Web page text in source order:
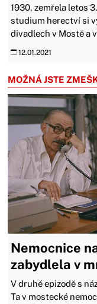
1930, zemřela letos
studium herectví si
divadlech v Mostě a
12.01.2021
MOŽNÁ JSTE
Nemocnice
zabydlela v
V druhé epizodě s
Ta v mostecké